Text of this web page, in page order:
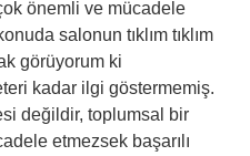
önemli ve mücadele
salonun tıklım tıklım
görüyorum ki
kadar ilgi göstermemiş.
değildir, toplumsal bir
etmezsek başarılı